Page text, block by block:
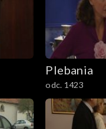
Plebania
odc. 1423